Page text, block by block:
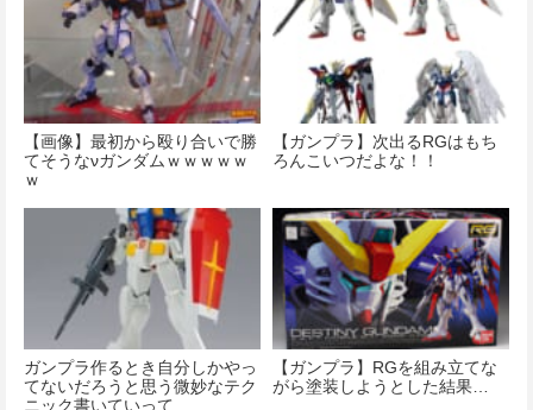
【画像】最初から殴り合いで勝
てそうなνガンダムｗｗｗｗｗ
ｗ
【ガンプラ】次出るRGはもち
ろんこいつだよな！！
ガンプラ作るとき自分しかやっ
てないだろうと思う微妙なテク
ニック書いていって
【ガンプラ】RGを組み立てな
がら塗装しようとした結果…